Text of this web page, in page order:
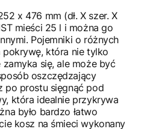
x 476 mm (dł. X szer. X
mieści 25 l i można go
Pojemniki o różnych
pokrywę, która nie tylko
zamyka się, ale może być
oszczędzający
po prostu sięgnąć pod
która idealnie przykrywa
było bardzo łatwo
kosz na śmieci wykonany